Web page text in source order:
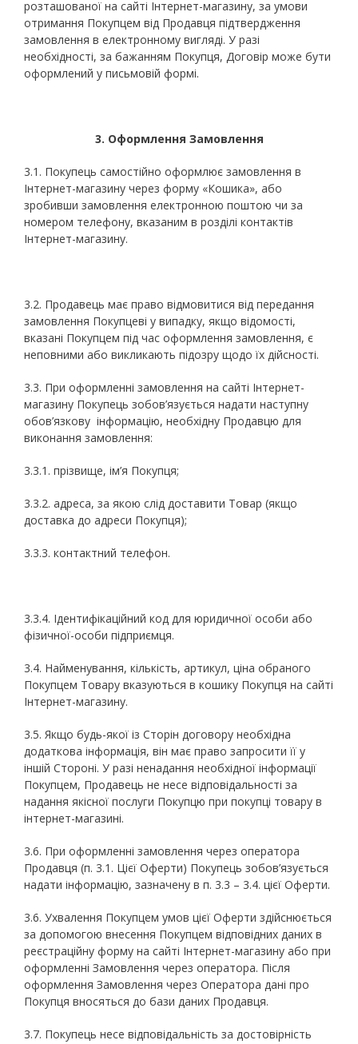
розташованої на сайті Інтернет-магазину, за умови
отримання Покупцем від Продавця підтвердження
замовлення в електронному вигляді. У разі
необхідності, за бажанням Покупця, Договір може бути
оформлений у письмовій формі.
3. Оформлення Замовлення
3.1. Покупець самостійно оформлює замовлення в
Інтернет-магазину через форму «Кошика», або
зробивши замовлення електронною поштою чи за
номером телефону, вказаним в розділі контактів
Інтернет-магазину.
3.2. Продавець має право відмовитися від передання
замовлення Покупцеві у випадку, якщо відомості,
вказані Покупцем під час оформлення замовлення, є
неповними або викликають підозру щодо їх дійсності.
3.3. При оформленні замовлення на сайті Інтернет-
магазину Покупець зобов’язується надати наступну
обов’язкову інформацію, необхідну Продавцю для
виконання замовлення:
3.3.1. прізвище, ім’я Покупця;
3.3.2. адреса, за якою слід доставити Товар (якщо
доставка до адреси Покупця);
3.3.3. контактний телефон.
3.3.4. Ідентифікаційний код для юридичної особи або
фізичної-особи підприємця.
3.4. Найменування, кількість, артикул, ціна обраного
Покупцем Товару вказуються в кошику Покупця на сайті
Інтернет-магазину.
3.5. Якщо будь-якої із Сторін договору необхідна
додаткова інформація, він має право запросити її у
іншій Стороні. У разі ненадання необхідної інформації
Покупцем, Продавець не несе відповідальності за
надання якісної послуги Покупцю при покупці товару в
інтернет-магазині.
3.6. При оформленні замовлення через оператора
Продавця (п. 3.1. Цієї Оферти) Покупець зобов’язується
надати інформацію, зазначену в п. 3.3 – 3.4. цієї Оферти.
3.6. Ухвалення Покупцем умов цієї Оферти здійснюється
за допомогою внесення Покупцем відповідних даних в
реєстраційну форму на сайті Інтернет-магазину або при
оформленні Замовлення через оператора. Після
оформлення Замовлення через Оператора дані про
Покупця вносяться до бази даних Продавця.
3.7. Покупець несе відповідальність за достовірність